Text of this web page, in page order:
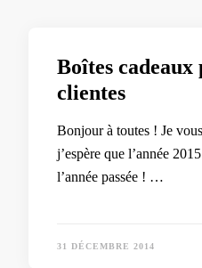
Boîtes cadeaux
clientes
Bonjour à toutes ! Je
j’espère que l’année
l’année passée ! …
31 DÉCEMBRE 2014